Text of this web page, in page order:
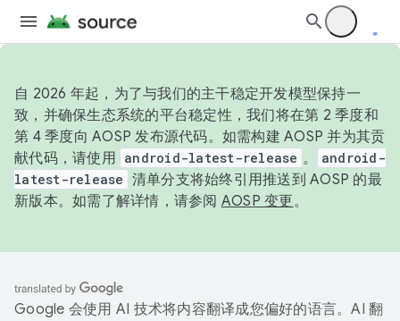
自 2026 年起，为了与我们的主干稳定开发模型保持一
致，并确保生态系统的平台稳定性，我们将在第 2 季度和
第 4 季度向 AOSP 发布源代码。如需构建 AOSP 并为其贡
献代码，请使用 android-latest-release 。
android-
latest-release 清单分支将始终引用推送到 AOSP 的最
新版本。如需了解详情，请参阅 AOSP 变更。
Google 会使用 AI 技术将内容翻译成您偏好的语言。AI 翻